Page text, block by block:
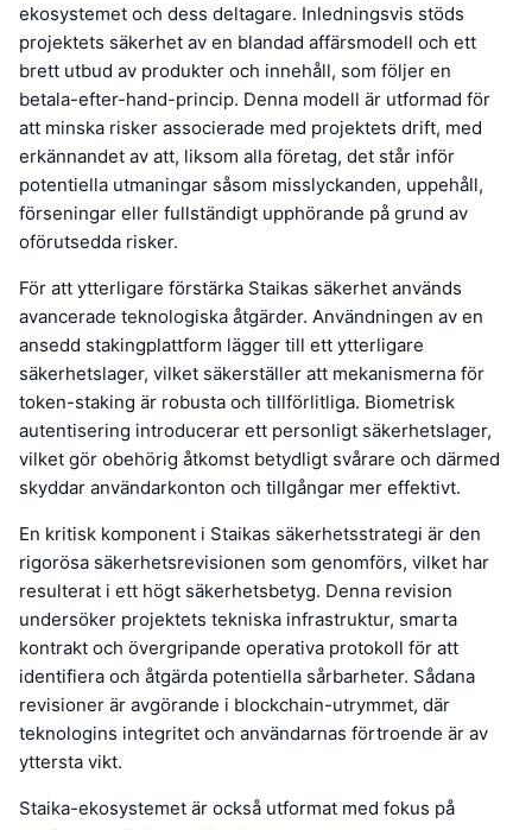
ekosystemet och dess deltagare. Inledningsvis stöds
projektets säkerhet av en blandad affärsmodell och ett
brett utbud av produkter och innehåll, som följer en
betala-efter-hand-princip. Denna modell är utformad för
att minska risker associerade med projektets drift, med
erkännandet av att, liksom alla företag, det står inför
potentiella utmaningar såsom misslyckanden, uppehåll,
förseningar eller fullständigt upphörande på grund av
oförutsedda risker.
För att ytterligare förstärka Staikas säkerhet används
avancerade teknologiska åtgärder. Användningen av en
ansedd stakingplattform lägger till ett ytterligare
säkerhetslager, vilket säkerställer att mekanismerna för
token-staking är robusta och tillförlitliga. Biometrisk
autentisering introducerar ett personligt säkerhetslager,
vilket gör obehörig åtkomst betydligt svårare och därmed
skyddar användarkonton och tillgångar mer effektivt.
En kritisk komponent i Staikas säkerhetsstrategi är den
rigorösa säkerhetsrevisionen som genomförs, vilket har
resulterat i ett högt säkerhetsbetyg. Denna revision
undersöker projektets tekniska infrastruktur, smarta
kontrakt och övergripande operativa protokoll för att
identifiera och åtgärda potentiella sårbarheter. Sådana
revisioner är avgörande i blockchain-utrymmet, där
teknologins integritet och användarnas förtroende är av
yttersta vikt.
Staika-ekosystemet är också utformat med fokus på